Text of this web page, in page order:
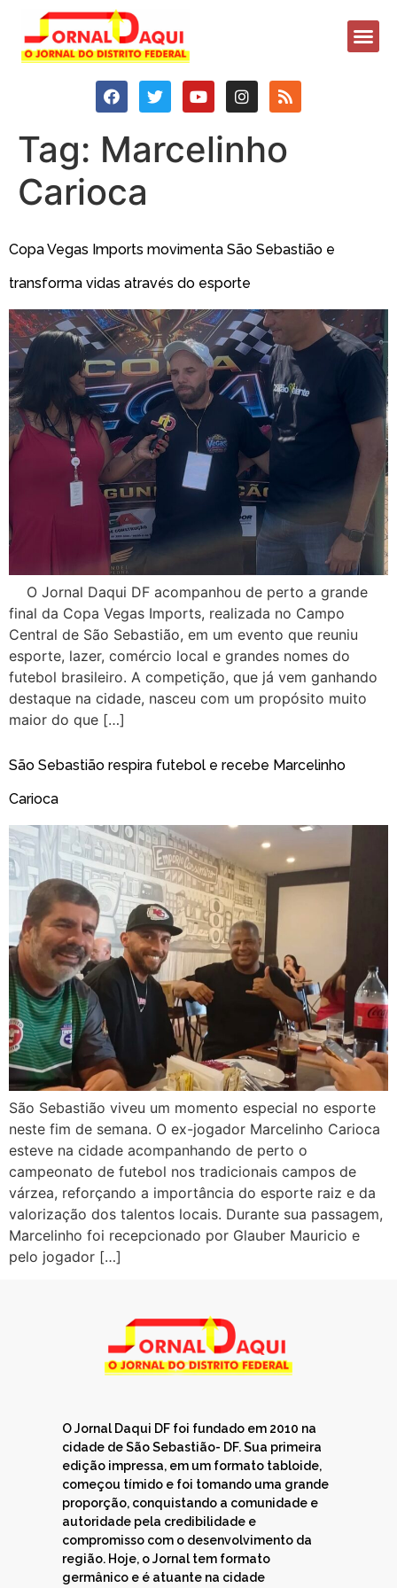
Tag: Marcelinho
Carioca
Copa Vegas Imports movimenta São Sebastião e
transforma vidas através do esporte
O Jornal Daqui DF acompanhou de perto a grande
final da Copa Vegas Imports, realizada no Campo
Central de São Sebastião, em um evento que reuniu
esporte, lazer, comércio local e grandes nomes do
futebol brasileiro. A competição, que já vem ganhando
destaque na cidade, nasceu com um propósito muito
maior do que […]
São Sebastião respira futebol e recebe Marcelinho
Carioca
São Sebastião viveu um momento especial no esporte
neste fim de semana. O ex-jogador Marcelinho Carioca
esteve na cidade acompanhando de perto o
campeonato de futebol nos tradicionais campos de
várzea, reforçando a importância do esporte raiz e da
valorização dos talentos locais. Durante sua passagem,
Marcelinho foi recepcionado por Glauber Mauricio e
pelo jogador […]
O Jornal Daqui DF foi fundado em 2010 na
cidade de São Sebastião- DF. Sua primeira
edição impressa, em um formato tabloide,
começou tímido e foi tomando uma grande
proporção, conquistando a comunidade e
autoridade pela credibilidade e
compromisso com o desenvolvimento da
região. Hoje, o Jornal tem formato
germânico e é atuante na cidade